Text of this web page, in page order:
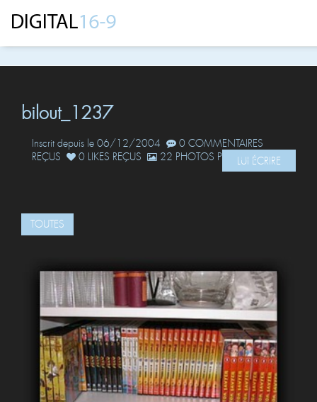
bilout_1237
Inscrit depuis le 06/12/2004
0 COMMENTAIRES
REÇUS
0 LIKES REÇUS 22 PHOTOS POSTÉESLUI ÉCRIRE
TOUTES